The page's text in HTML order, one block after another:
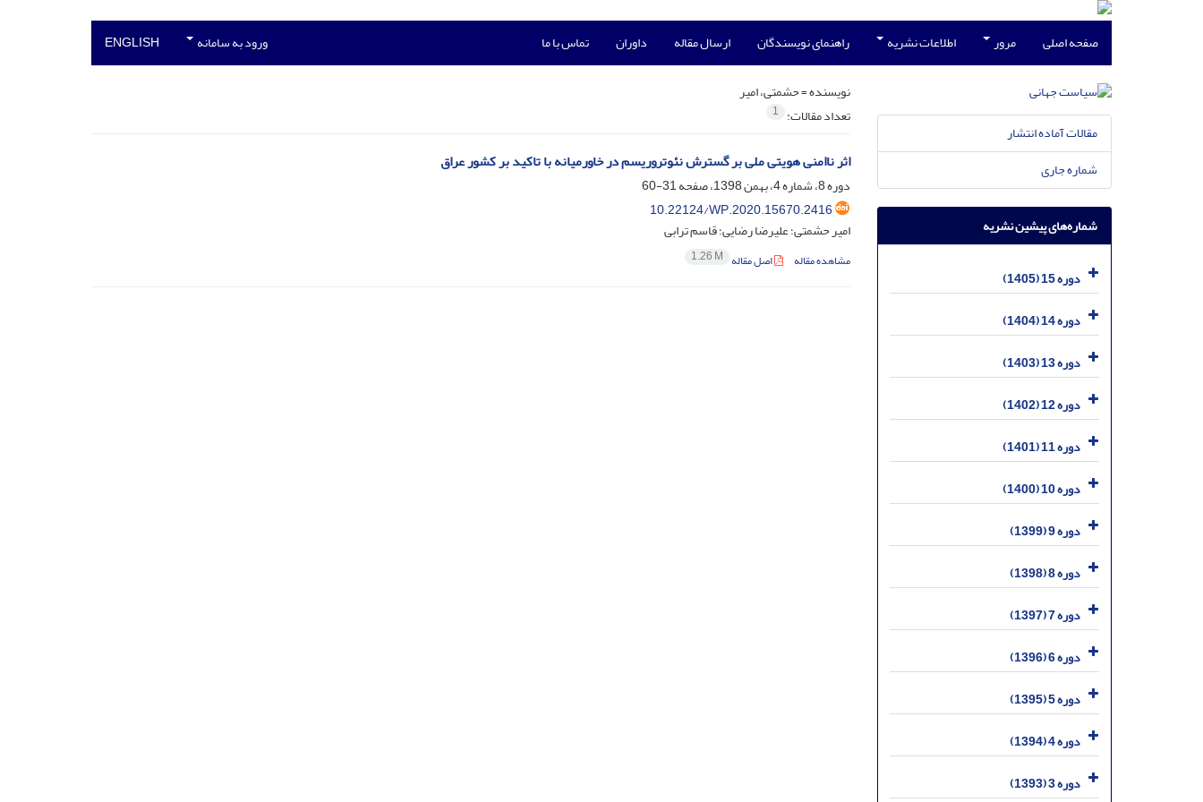
صفحه اصلی مرور اطلاعات نشریه راهنمای نویسندگان ارسال مقاله داوران تماس با ما ورود به سامانه ENGLISH
نویسنده =حشمتی، امیر
تعداد مقالات: 1
اثر ناامنی هویتی ملی بر گسترش نئوتروریسم در خاورمیانه با تاکید بر کشور عراق
دوره 8، شماره 4، بهمن 1398، صفحه
31-60
10.22124/WP.2020.15670.2416
امیر حشمتی؛ علیرضا رضایی؛ قاسم ترابی
مشاهده مقاله اصل مقاله 1.26 M
مقالات آماده انتشار
شماره جاری
شماره‌های پیشین نشریه
دوره 15 (1405)
دوره 14 (1404)
دوره 13 (1403)
دوره 12 (1402)
دوره 11 (1401)
دوره 10 (1400)
دوره 9 (1399)
دوره 8 (1398)
دوره 7 (1397)
دوره 6 (1396)
دوره 5 (1395)
دوره 4 (1394)
دوره 3 (1393)